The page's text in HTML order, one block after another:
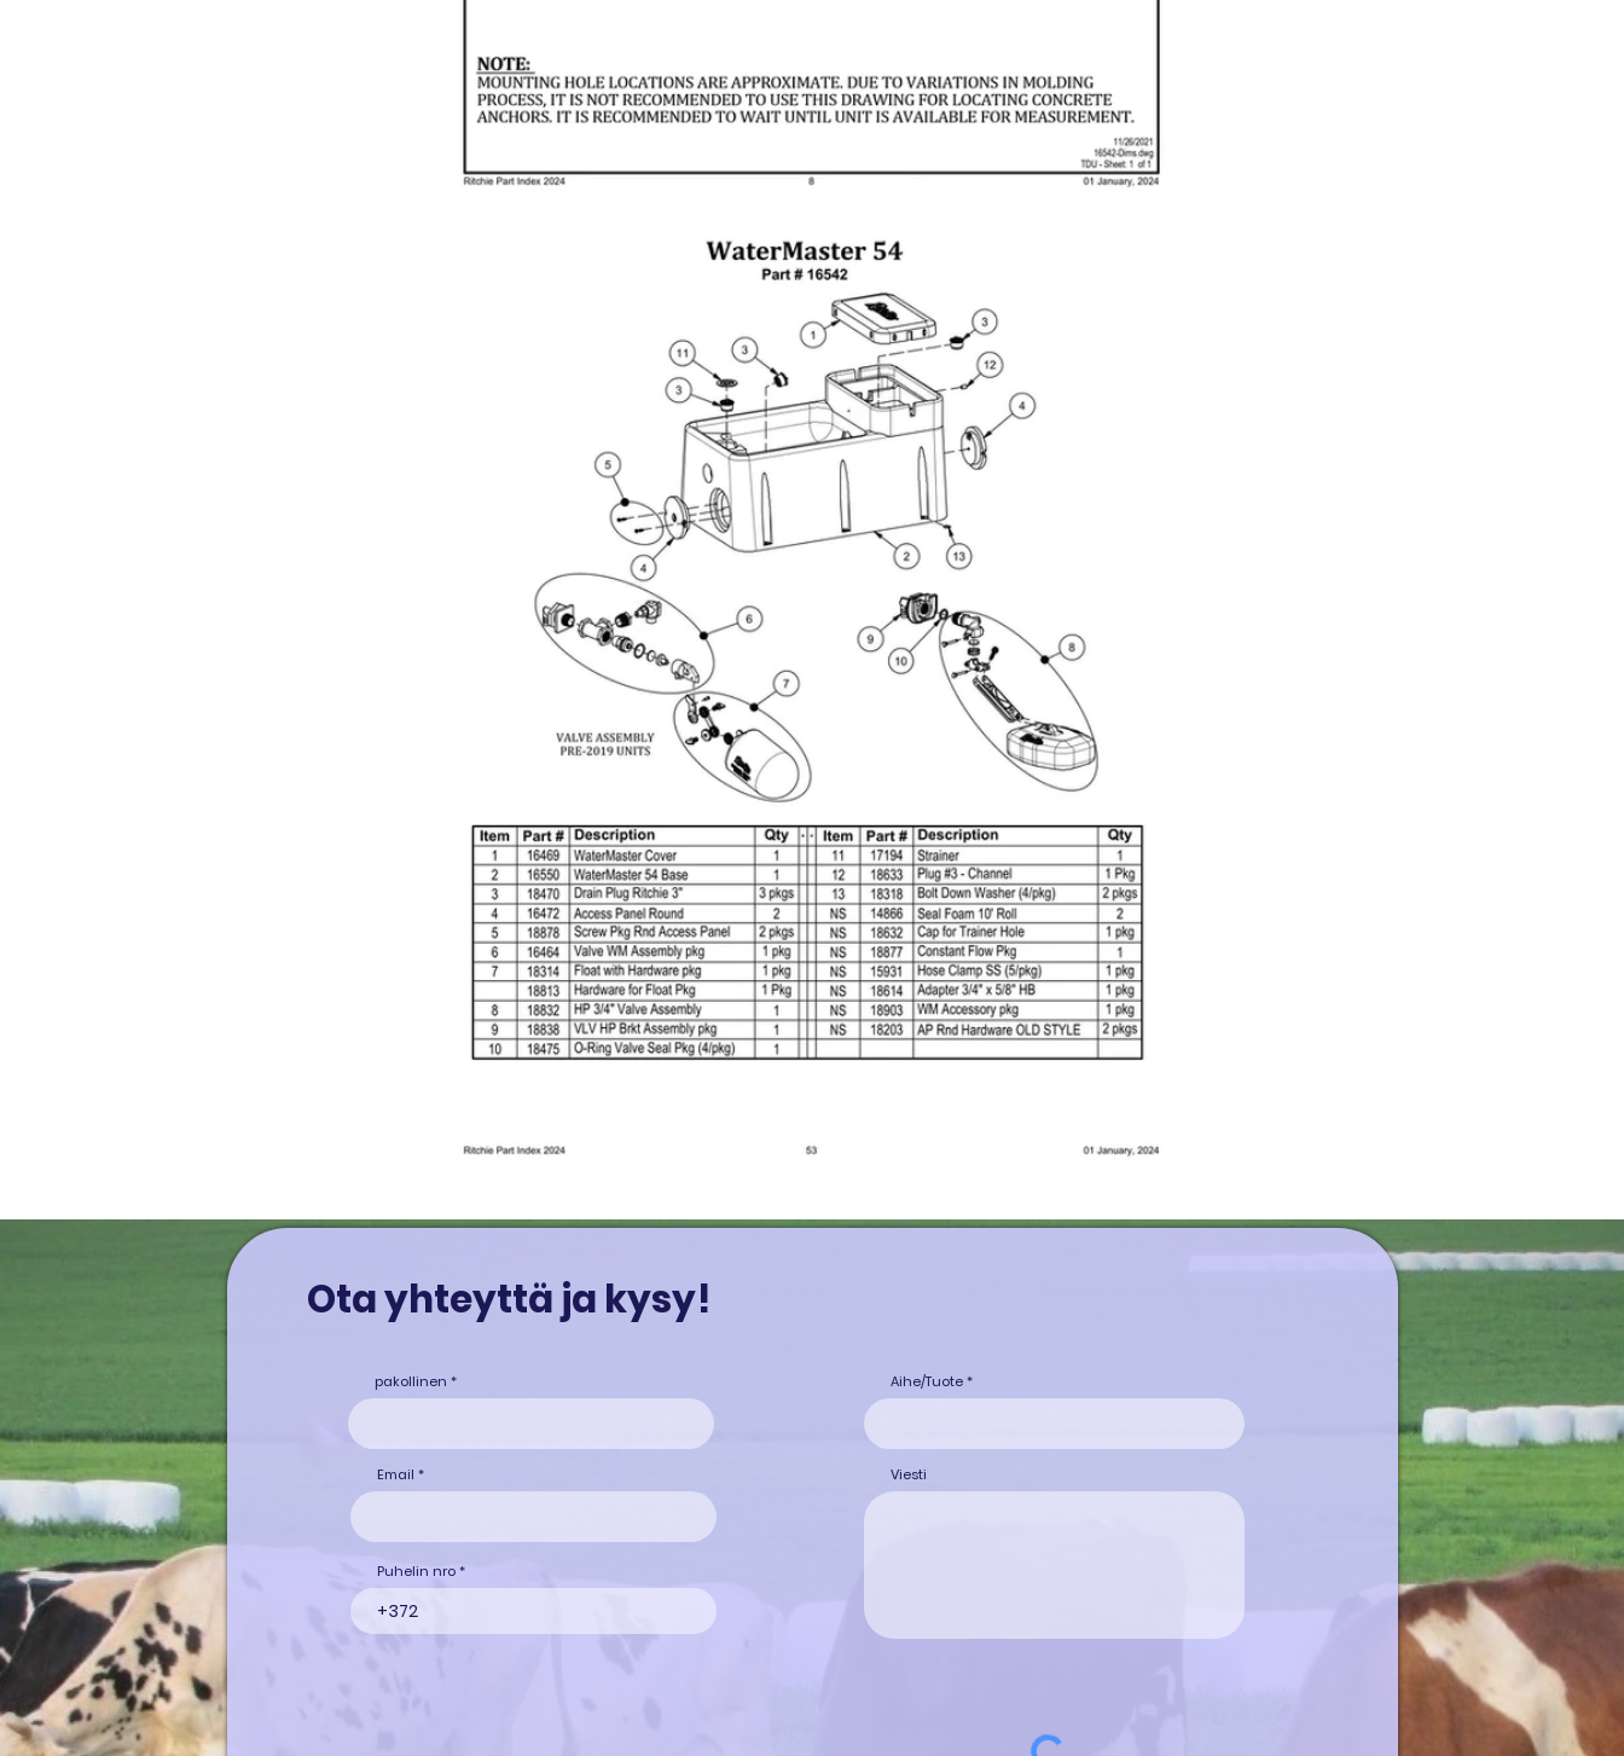
Ota yhteyttä ja kysy!
pakollinen
Email
Puhelin nro
Aihe/Tuote
Viesti